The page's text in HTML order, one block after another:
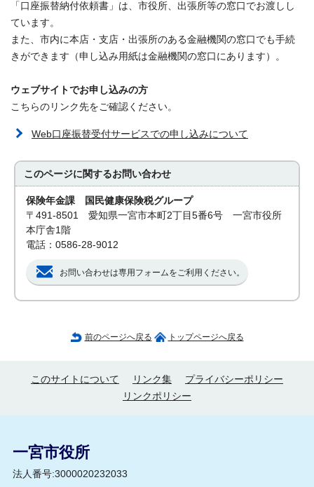
「口座振替納付依頼書」は、市役所、出張所等の窓口でお渡しし
ています。
また、市内に本店・支店・出張所のある金融機関の窓口でも手続
きができます（申し込み用紙は金融機関の窓口にあります）。
ウェブサイトでお申し込みの方
こちらのリンク先をご確認ください。
Web口座振替受付サービスでの申し込みについて
このページに関するお問い合わせ
保険年金課 国民健康保険税グループ
〒491-8501 愛知県一宮市本町2丁目5番6号 一宮市役所
本庁舎1階
電話：0586-28-9012
お問い合わせは専用フォームをご利用ください。
前のページへ戻る トップページへ戻る
このサイトについて リンク集
プライバシーポリシー
リンクポリシー
一宮市役所
法人番号:3000020232033